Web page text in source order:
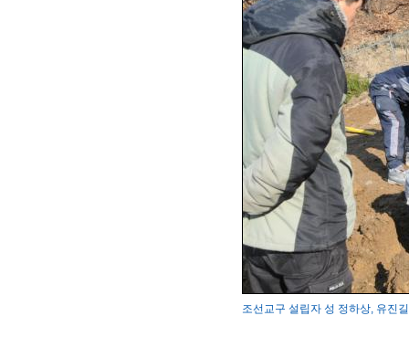
조선교구 설립자 성 정하상, 유진